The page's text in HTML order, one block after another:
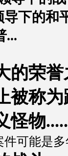
导下的和
...
的荣
被称
怪物
可能是多